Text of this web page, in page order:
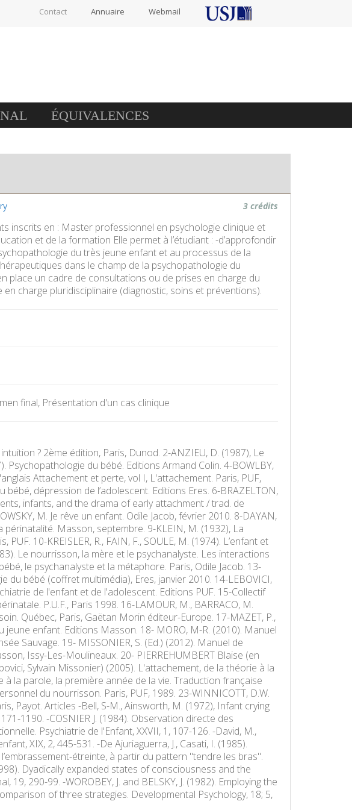
Contact Annuaire Webmail
ÉQUIVALENCES
3 crédits
inscrits en : Master professionnel en psychologie clinique et
et de la formation Elle permet à l’étudiant : -d’approfondir
du très jeune enfant et au processus de la
dans le champ de la psychopathologie du
place un cadre de consultations ou de prises en charge du
charge pluridisciplinaire (diagnostic, soins et préventions).
final, Présentation d'un cas clinique
? 2ème édition, Paris, Dunod. 2-ANZIEU, D. (1987), Le
Psychopathologie du bébé. Editions Armand Colin. 4-BOWLBY,
Attachement et perte, vol I, L'attachement. Paris, PUF,
bébé, dépression de l’adolescent. Editions Eres. 6-BRAZELTON,
infants, and the drama of early attachment / trad. de
M. Je rêve un enfant. Odile Jacob, février 2010. 8-DAYAN,
périnatalité. Masson, septembre. 9-KLEIN, M. (1932), La
10-KREISLER, R., FAIN, F., SOULE, M. (1974). L’enfant et
Le nourrisson, la mère et le psychanalyste. Les interactions
le psychanalyste et la métaphore. Paris, Odile Jacob. 13-
du bébé (coffret multimédia), Eres, janvier 2010. 14-LEBOVICI,
de l'enfant et de l'adolescent. Editions PUF. 15-Collectif
P.U.F., Paris 1998. 16-LAMOUR, M., BARRACO, M.
Québec, Paris, Gaëtan Morin éditeur-Europe. 17-MAZET, P.,
enfant. Editions Masson. 18- MORO, M-R. (2010). Manuel
Sauvage. 19- MISSONIER, S. (Ed.) (2012). Manuel de
Issy-Les-Moulineaux. 20- PIERREHUMBERT Blaise (en
Sylvain Missonier) (2005). L'attachement, de la théorie à la
à la parole, la première année de la vie. Traduction française
du nourrisson. Paris, PUF, 1989. 23-WINNICOTT, D.W.
Payot. Articles -Bell, S-M., Ainsworth, M. (1972), Infant crying
1190. -COSNIER J. (1984). Observation directe des
Psychiatrie de l'Enfant, XXVII, 1, 107-126. -David, M.,
XIX, 2, 445-531. -De Ajuriaguerra, J., Casati, I. (1985).
étreinte, à partir du pattern "tendre les bras".
Dyadically expanded states of consciousness and the
290-99. -WOROBEY, J. and BELSKY, J. (1982). Employing the
of three strategies. Developmental Psychology, 18; 5,